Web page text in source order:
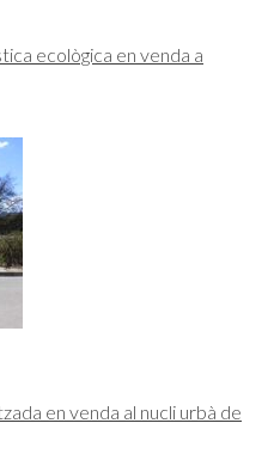
ecològica en venda a
en venda al nucli urbà de